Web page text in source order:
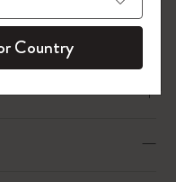
録 !
Country